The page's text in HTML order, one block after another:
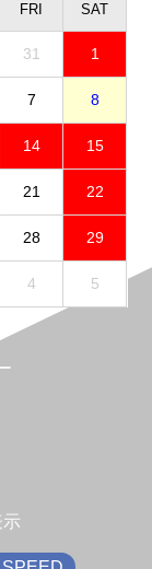
FRI SAT
31 1
7 8
14 15
21 22
28 29
4 5